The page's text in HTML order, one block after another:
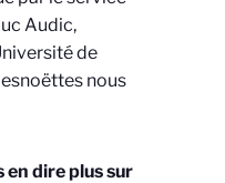
Audic,
de
nous
en dire plus sur